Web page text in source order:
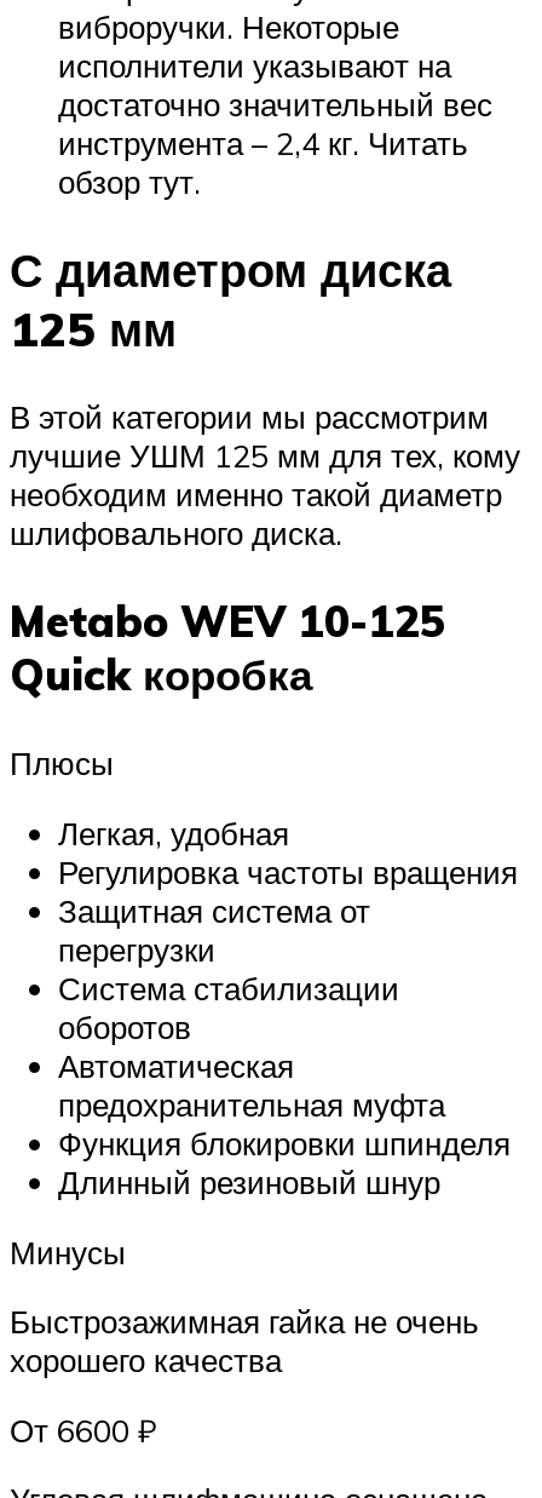
виброручки. Некоторые
исполнители указывают на
достаточно значительный вес
инструмента – 2,4 кг. Читать
обзор тут.
С диаметром диска
125 мм
В этой категории мы рассмотрим
лучшие УШМ 125 мм для тех, кому
необходим именно такой диаметр
шлифовального диска.
Metabo WEV 10-125
Quick коробка
Плюсы
Легкая, удобная
Регулировка частоты вращения
Защитная система от
перегрузки
Система стабилизации
оборотов
Автоматическая
предохранительная муфта
Функция блокировки шпинделя
Длинный резиновый шнур
Минусы
Быстрозажимная гайка не очень
хорошего качества
От 6600 ₽